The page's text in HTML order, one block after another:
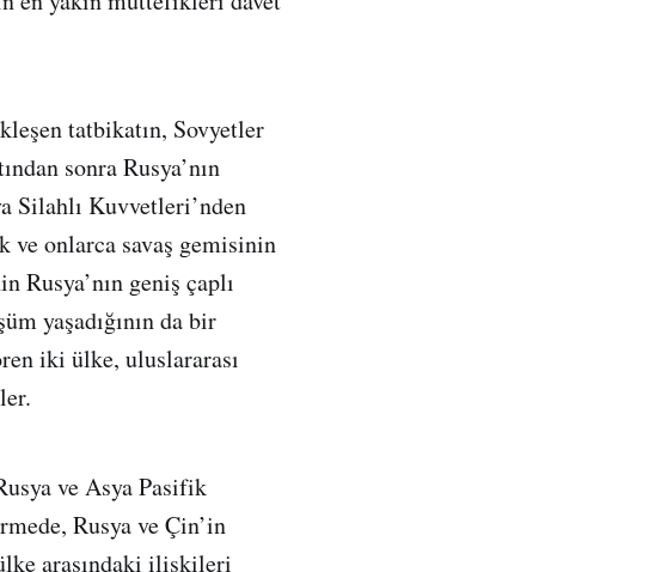
tatbikatın, Sovyetler
sonra Rusya’nın
Silahlı Kuvvetleri’nden
ve onlarca savaş gemisinin
Rusya’nın geniş çaplı
yaşadığının da bir
iki ülke, uluslararası
ve Asya Pasifik
Rusya ve Çin’in
arasındaki ilişkileri